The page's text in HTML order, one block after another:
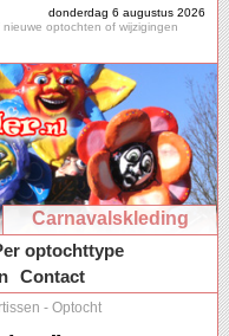
donderdag 6 augustus 2026
optochten of wijzigingen
Carnavalskleding
optochttype
Contact
- Optocht